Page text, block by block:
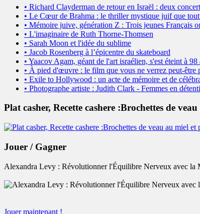
• Richard Clayderman de retour en Israël : deux
• Le Cœur de Brahma : le thriller mystique juif que
• Mémoire juive, génération Z : Trois jeunes Français
• L'imaginaire de Ruth Thorne-Thomsen
• Sarah Moon et l'idée du sublime
• Jacob Rosenberg à l’épicentre du skateboard
• Yaacov Agam, géant de l'art israélien, s'est éteint à 98
• À pied d'œuvre : le film que vous ne verrez peut-être
• Exile to Hollywood : un acte de mémoire et de
• Photographe artiste : Judith Clark - Femmes en
Plat casher, Recette cashere :Brochettes de
Jouer / Gagner
Alexandra Levy : Révolutionner l'Équilibre Nerveux avec la
Jouer maintenant !